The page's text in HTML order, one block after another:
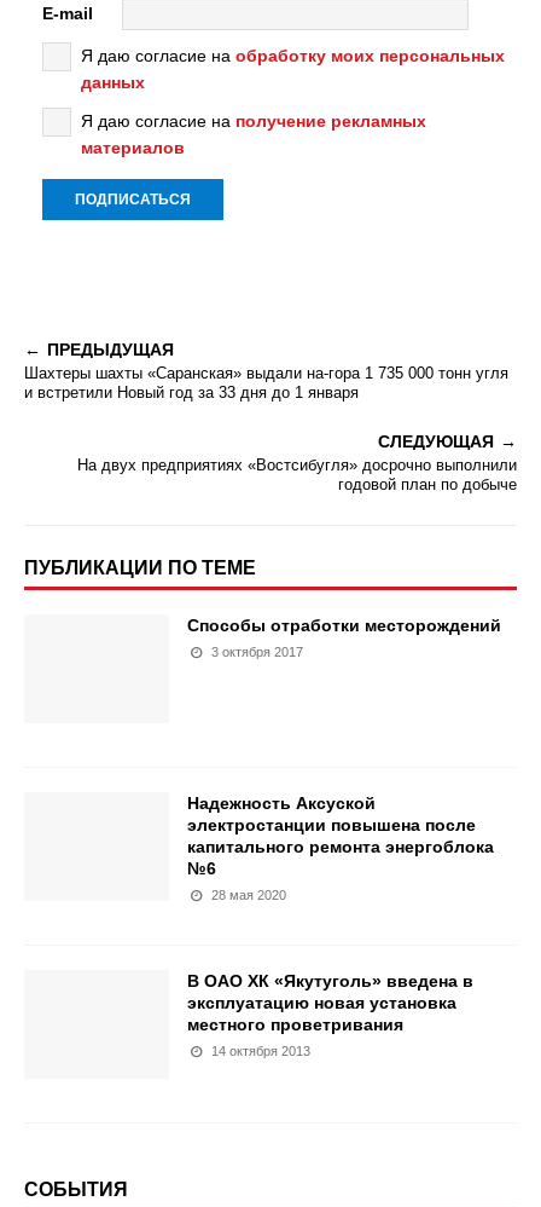
E-mail
Я даю согласие на обработку моих персональных
данных
Я даю согласие на получение рекламных
материалов
ПРЕДЫДУЩАЯ
Шахтеры шахты «Саранская» выдали на-гора 1 735 000 тонн угля
и встретили Новый год за 33 дня до 1 января
СЛЕДУЮЩАЯ
На двух предприятиях «Востсибугля» досрочно выполнили
годовой план по добыче
ПУБЛИКАЦИИ ПО ТЕМЕ
Способы отработки месторождений
3 октября 2017
Надежность Аксуской
электростанции повышена после
капитального ремонта энергоблока
№6
28 мая 2020
В ОАО ХК «Якутуголь» введена в
эксплуатацию новая установка
местного проветривания
14 октября 2013
СОБЫТИЯ